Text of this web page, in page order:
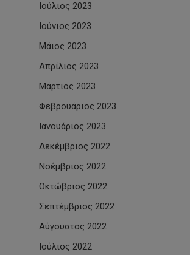
Ιούλιος 2023
Ιούνιος 2023
Μάιος 2023
Απρίλιος 2023
Μάρτιος 2023
Φεβρουάριος 2023
Ιανουάριος 2023
Δεκέμβριος 2022
Νοέμβριος 2022
Οκτώβριος 2022
Σεπτέμβριος 2022
Αύγουστος 2022
Ιούλιος 2022